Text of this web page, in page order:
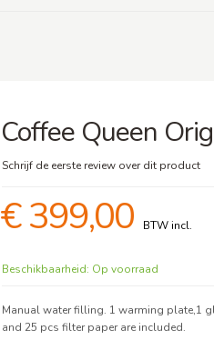
Coffee Queen
Schrijf de eerste review over dit product
€ 399,00
Beschikbaarheid: Op voorraad
Manual water filling. 1 warming plate,1
and 25 pcs filter paper are included.